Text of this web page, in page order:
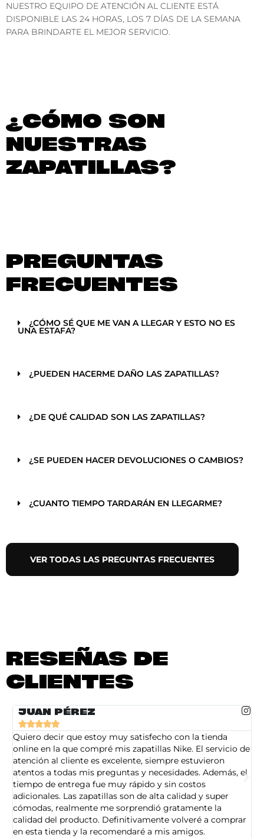
NUESTRO EQUIPO DE ATENCIÓN AL CLIENTE ESTÁ
DISPONIBLE LAS 24 HORAS, LOS 7 DÍAS DE LA SEMANA
PARA BRINDARTE EL MEJOR SERVICIO.
¿CÓMO SON
NUESTRAS
ZAPATILLAS?
PREGUNTAS
FRECUENTES
¿CÓMO SÉ QUE ME VAN A LLEGAR Y ESTO NO ES
UNA ESTAFA?
¿PUEDEN HACERME DAÑO LAS ZAPATILLAS?
¿DE QUÉ CALIDAD SON LAS ZAPATILLAS?
¿SE PUEDEN HACER DEVOLUCIONES O CAMBIOS?
¿CUANTO TIEMPO TARDARÁN EN LLEGARME?
VER TODAS LAS PREGUNTAS FRECUENTES
RESEÑAS DE
CLIENTES
JUAN PÉREZ

Quiero decir que estoy muy satisfecho con la tienda
online en la que compré mis zapatillas Nike. El servicio de
atención al cliente es excelente, siempre estuvieron
atentos a todas mis preguntas y necesidades. Además, el
tiempo de entrega fue muy rápido y sin costos
adicionales. Las zapatillas son de alta calidad y super
cómodas, realmente me sorprendió gratamente la
calidad del producto. Definitivamente volveré a comprar
en esta tienda y la recomendaré a mis amigos.